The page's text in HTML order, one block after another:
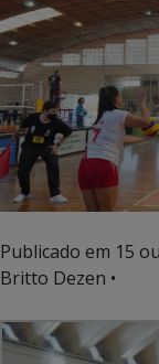
Publicado em 15
Britto Dezen •